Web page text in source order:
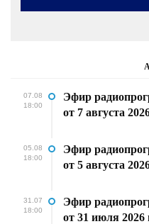
07.08
18:00
Эфир
от 7 августа
05.08
18:00
Эфир
от 5 августа
31.07
18:00
Эфир
от 31 июля 2026